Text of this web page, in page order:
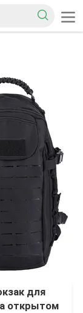
для
открытом